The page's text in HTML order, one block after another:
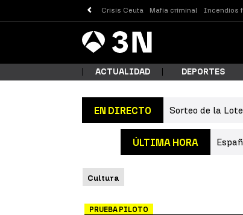
Crisis Ceuta Mafia criminal Incendios
Antena
3 Noticias
ACTUALIDAD DEPORTES
EN DIRECTO Sorteo de la
ÚLTIMA HORA
Cultura
PRUEBA PILOTO